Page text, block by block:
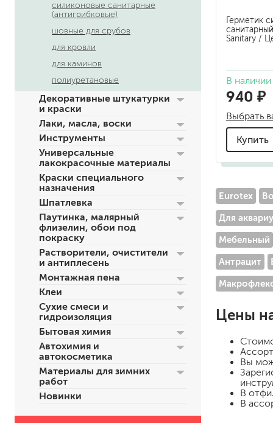
для гипсокартона
под штукатурку
для паркета и
для стен, потолков
яхтные
для бани и сауны
для бетона и камня
масла для внутренних
масла для террас и
для радиаторов, батарей
силиконовые санитарные
(антигрибковые)
шовные для срубов
для кровли
для каминов
полиуретановые
Декоративные штукатурки
и краски
Лаки, масла, воски
Инструменты
Универсальные
лакокрасочные материалы
Краски специального
назначения
Шпатлевка
Паутинка, малярный
флизелин, обои под
покраску
Растворители, очистители
и антиплесень
Монтажная пена
Клеи
Сухие смеси и
гидроизоляция
Бытовая химия
Автохимия и
автокосметика
Материалы для зимних
работ
Новинки
Герметик
Sanitary /
В наличии
940 ₽
Выбрать
Купить
Eurotex
Для
Мебельный
Антрацит
Цены
Вы
В
В